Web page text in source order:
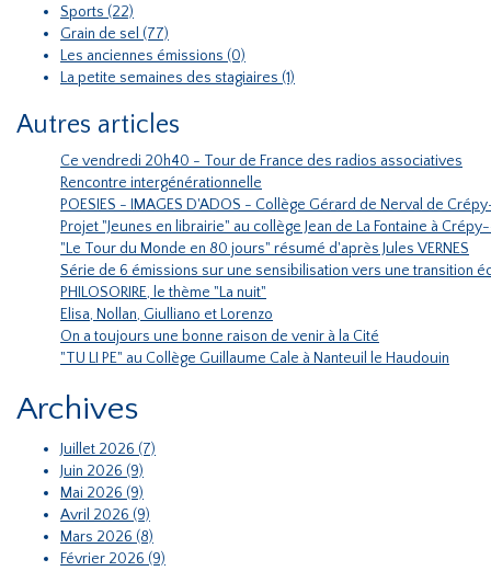
Sports (22)
Grain de sel (77)
Les anciennes émissions (0)
La petite semaines des stagiaires (1)
Autres articles
Ce vendredi 20h40 - Tour de France des radios associatives
Rencontre intergénérationnelle
POESIES - IMAGES D'ADOS - Collège Gérard de Nerval de
Projet "Jeunes en librairie" au collège Jean de La Fontaine à
"Le Tour du Monde en 80 jours" résumé d'après Jules VERNES
Série de 6 émissions sur une sensibilisation vers une transition
PHILOSORIRE, le thème "La nuit"
Elisa, Nollan, Giulliano et Lorenzo
On a toujours une bonne raison de venir à la Cité
"TU LI PE" au Collège Guillaume Cale à Nanteuil le Haudouin
Archives
Juillet 2026 (7)
Juin 2026 (9)
Mai 2026 (9)
Avril 2026 (9)
Mars 2026 (8)
Février 2026 (9)